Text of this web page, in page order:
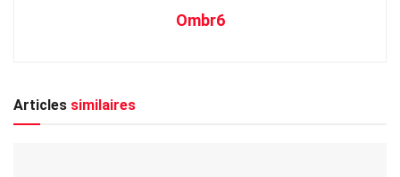
Ombr6
Articles similaires